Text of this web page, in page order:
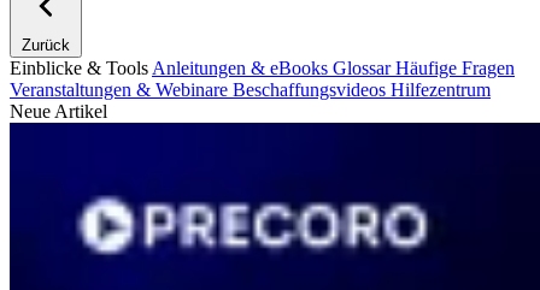
Zurück
Einblicke & Tools Anleitungen & eBooks GlossarHäufige Fragen
Veranstaltungen & Webinare Beschaffungsvideos Hilfezentrum
Neue Artikel